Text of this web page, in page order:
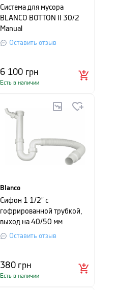
Система для мусора
BLANCO BOTTON II 30/2
Manual
Оставить отзыв
6 100 грн
Есть в наличии
Blanco
Сифон 1 1/2" c
гофрированной трубкой,
выход на 40/50 мм
BLANCO
Оставить отзыв
380грн
Есть в наличии